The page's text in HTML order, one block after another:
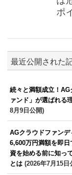
ポ
最近公開された
続々と満額成立！
ァンド」が選ばれる
8月9日公開)
AGクラウドファンデ
6,600万円満額を即
資を始める前に知っ
とは (2026年7月15日